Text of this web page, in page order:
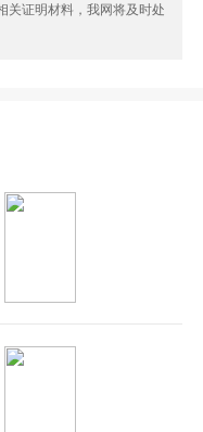
关证明材料，我网将及时处